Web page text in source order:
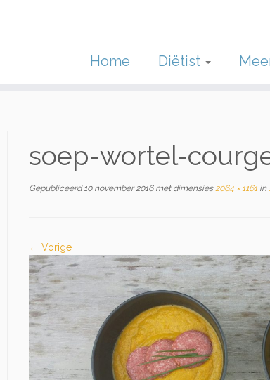
Home Diëtist
soep-wortel-
Gepubliceerd 10 november 2016met dimensies2064 × 1161 in
← Vorige